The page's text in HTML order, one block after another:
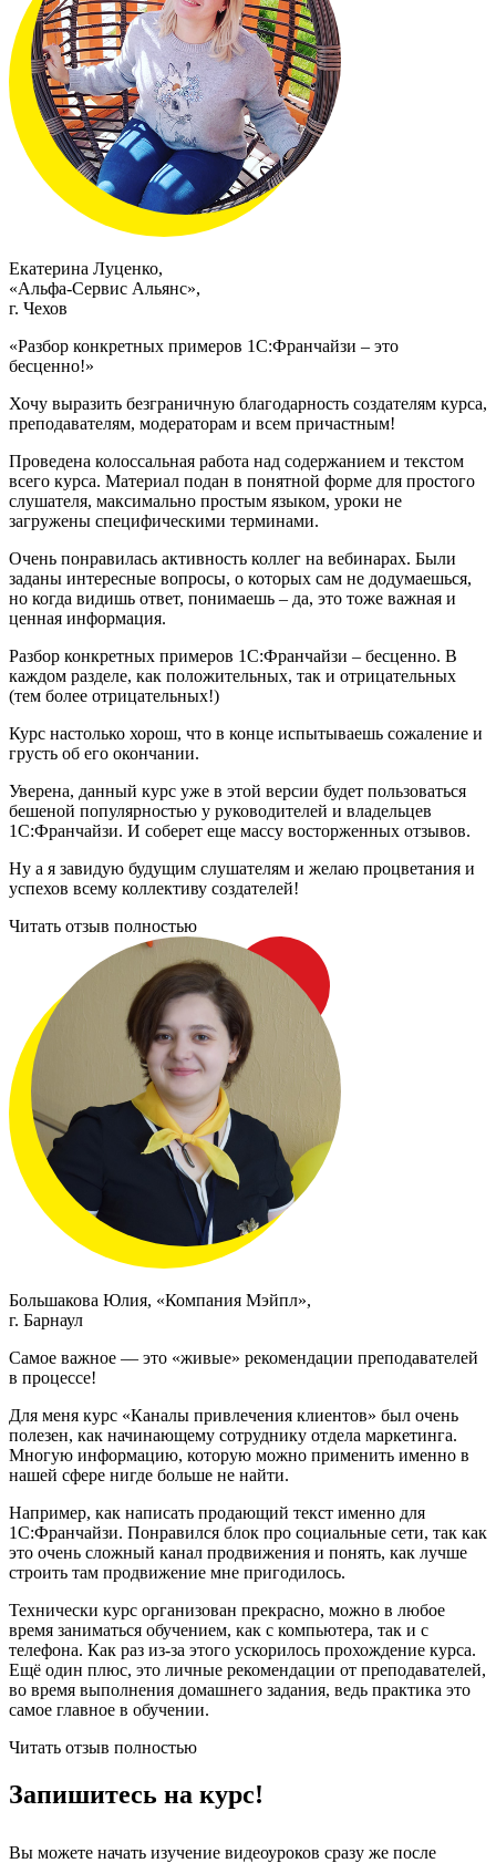
Екатерина Луценко,
«Альфа-Сервис Альянс»,
г. Чехов
«Разбор конкретных примеров 1С:Франчайзи – это
бесценно!»
Хочу выразить безграничную благодарность создателям курса,
преподавателям, модераторам и всем причастным!
Проведена колоссальная работа над содержанием и текстом
всего курса. Материал подан в понятной форме для простого
слушателя, максимально простым языком, уроки не
загружены специфическими терминами.
Очень понравилась активность коллег на вебинарах. Были
заданы интересные вопросы, о которых сам не додумаешься,
но когда видишь ответ, понимаешь – да, это тоже важная и
ценная информация.
Разбор конкретных примеров 1С:Франчайзи – бесценно. В
каждом разделе, как положительных, так и отрицательных
(тем более отрицательных!)
Курс настолько хорош, что в конце испытываешь сожаление и
грусть об его окончании.
Уверена, данный курс уже в этой версии будет пользоваться
бешеной популярностью у руководителей и владельцев
1С:Франчайзи. И соберет еще массу восторженных отзывов.
Ну а я завидую будущим слушателям и желаю процветания и
успехов всему коллективу создателей!
Читать отзыв полностью
Большакова Юлия, «Компания Мэйпл»,
г. Барнаул
Самое важное — это «живые» рекомендации преподавателей
в процессе!
Для меня курс «Каналы привлечения клиентов» был очень
полезен, как начинающему сотруднику отдела маркетинга.
Многую информацию, которую можно применить именно в
нашей сфере нигде больше не найти.
Например, как написать продающий текст именно для
1С:Франчайзи. Понравился блок про социальные сети, так как
это очень сложный канал продвижения и понять, как лучше
строить там продвижение мне пригодилось.
Технически курс организован прекрасно, можно в любое
время заниматься обучением, как с компьютера, так и с
телефона. Как раз из-за этого ускорилось прохождение курса.
Ещё один плюс, это личные рекомендации от преподавателей,
во время выполнения домашнего задания, ведь практика это
самое главное в обучении.
Читать отзыв полностью
Запишитесь на курс!
Вы можете начать изучение видеоуроков сразу же после